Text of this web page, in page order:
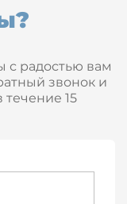
с радостью вам
звонок и
15